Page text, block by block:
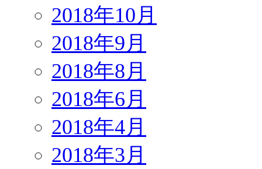
2018年10月
2018年9月
2018年8月
2018年6月
2018年4月
2018年3月